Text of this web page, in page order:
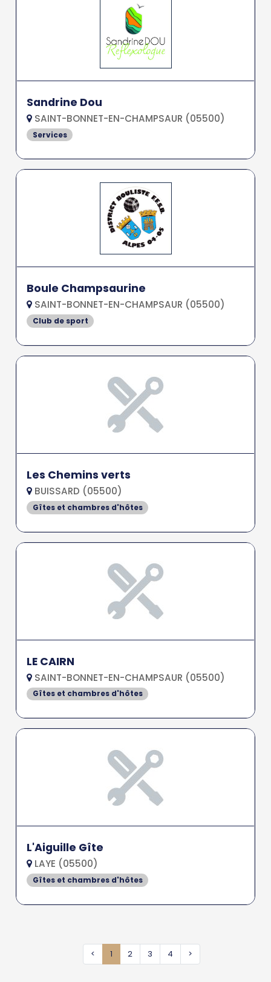
Sandrine Dou
SAINT-BONNET-EN-CHAMPSAUR (05500)
Services
Boule Champsaurine
SAINT-BONNET-EN-CHAMPSAUR (05500)
Club de sport
Les Chemins verts
BUISSARD (05500)
Gîtes et chambres d'hôtes
LE CAIRN
SAINT-BONNET-EN-CHAMPSAUR (05500)
Gîtes et chambres d'hôtes
L'Aiguille Gîte
LAYE (05500)
Gîtes et chambres d'hôtes
< 1 2 3 4 >